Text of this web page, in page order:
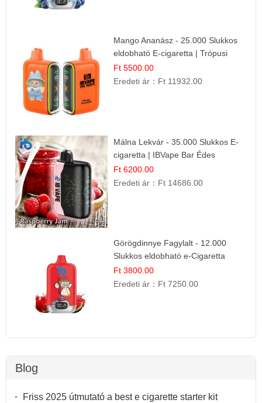
Mango Ananász - 25.000 Slukkos
eldobható E-cigaretta | Trópusi
Ízélmény
Ft 5500.00
Eredeti ár： Ft 11932.00
Málna Lekvár - 35.000 Slukkos E-
cigaretta | IBVape Bar Édes
Gyümölcs Íz
Ft 6200.00
Eredeti ár： Ft 14686.00
Görögdinnye Fagylalt - 12.000
Slukkos eldobható e-Cigaretta
Ft 3800.00
Eredeti ár： Ft 7250.00
Blog
Friss 2025 útmutató a best e cigarette starter kit